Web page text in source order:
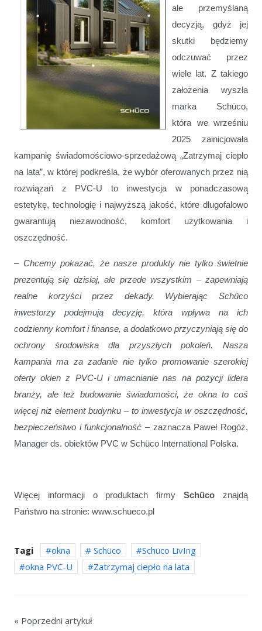
ale przemyślaną
decyzją, gdyż jej
skutki będziemy
odczuwać przez
wiele lat. Z takiego
założenia wyszła
marka Schüco,
która we wrześniu
2025 zainicjowała
kampanię świadomościowo-sprzedażową „Zatrzymaj ciepło
na lata”, w której podkreśla, że wybór oferowanych przez nią
rozwiązań z PVC-U to inwestycja w ponadczasową
estetykę, technologię i najwyższą jakość, które długofalowo
gwarantują niezawodność, komfort użytkowania i
oszczędność.
– Chcemy pokazać, że nasze produkty nie tylko świetnie
prezentują się dzisiaj, ale przede wszystkim – zapewniają
realne korzyści przez dekady. Wybierając Schüco
inwestorzy podejmują decyzję, która wpływa na ich
codzienny komfort i finanse, a dodatkowo przyczyniają się do
ochrony środowiska dla przyszłych pokoleń. Nasza
kampania ma za zadanie nie tylko promowanie szerokiej
oferty okien z PVC-U i umacnianie nas na pozycji lidera
branży, ale też budowanie świadomości, że okna to coś
więcej niż element budynku – to inwestycja w oszczędność,
bezpieczeństwo i funkcjonalność – zaznacza Paweł Rogóż,
Manager ds. obiektów PVC w Schüco International Polska.
Więcej informacji o produktach firmySchücoznajdą
Państwo na stronie: www.schueco.pl
Tagi okna Schüco
Schüco LivIng
okna PVC-U
Zatrzymaj ciepło na lata
« Poprzedni artykuł